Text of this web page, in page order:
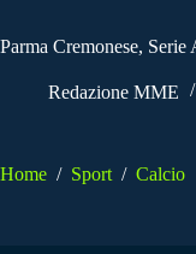
Parma Cremonese,
Redazione MME
Home / Sport / Calcio